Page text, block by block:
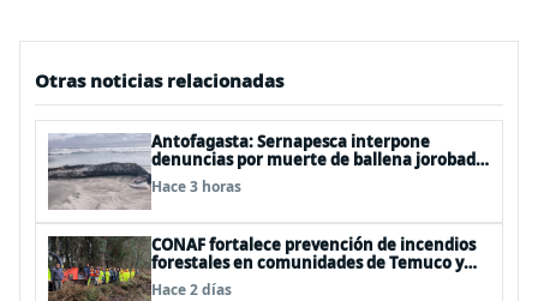
Otras noticias relacionadas
Antofagasta: Sernapesca interpone
denuncias por muerte de ballena jorobada
y maltrato a lobos marinos
Hace 3 horas
CONAF fortalece prevención de incendios
forestales en comunidades de Temuco y
Galvarino
Hace 2 días